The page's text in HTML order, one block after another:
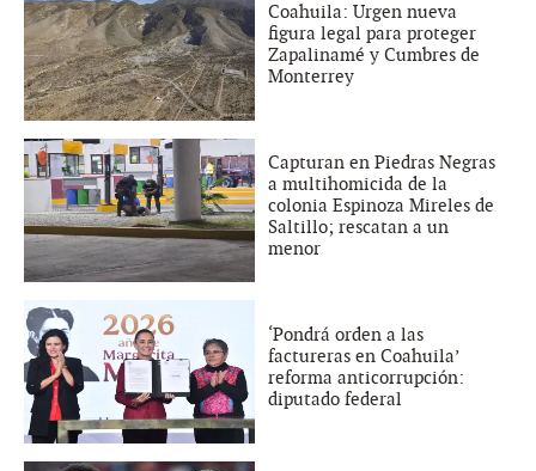
Coahuila: Urgen nueva
figura legal para proteger
Zapalinamé y Cumbres de
Monterrey
Capturan en Piedras Negras
a multihomicida de la
colonia Espinoza Mireles de
Saltillo; rescatan a un
menor
‘Pondrá orden a las
factureras en Coahuila’
reforma anticorrupción:
diputado federal